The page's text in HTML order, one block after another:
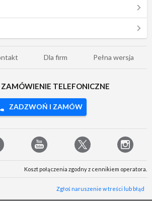
Dla firm Pełna wersja
ZAMÓWIENIE TELEFONICZNE
ZADZWOŃ I ZAMÓW
Koszt połączenia zgodny z cennikiem operatora.
Zgłoś naruszenie w treści lub błąd